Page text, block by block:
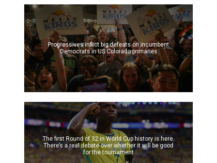
Progressives inflict big defeats on incumbent
Democrats in US Colorado primaries
The first Round of 32 in World Cup history is here.
There’s a real debate over whether it will be good
for the tournament